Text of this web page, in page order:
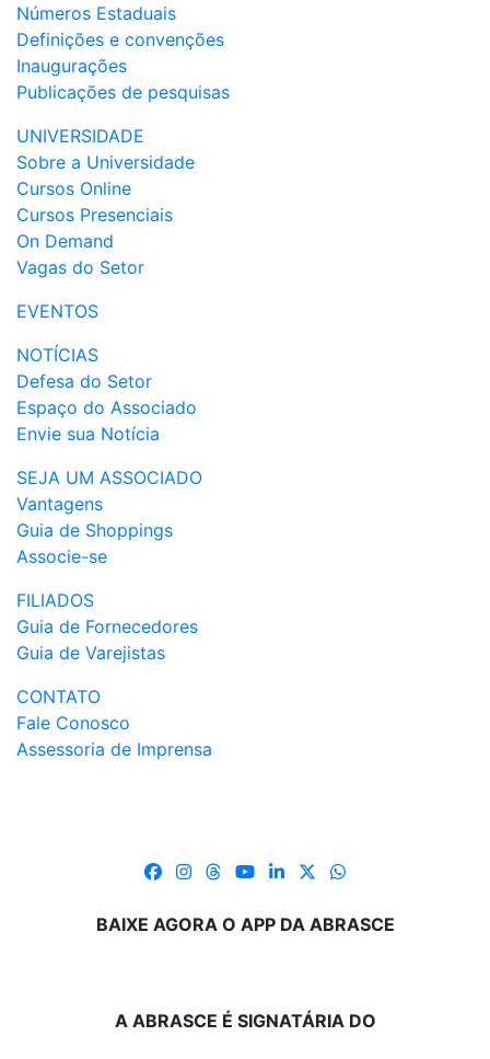
Números Estaduais
Definições e convenções
Inaugurações
Publicações de pesquisas
UNIVERSIDADE
Sobre a Universidade
Cursos Online
Cursos Presenciais
On Demand
Vagas do Setor
EVENTOS
NOTÍCIAS
Defesa do Setor
Espaço do Associado
Envie sua Notícia
SEJA UM ASSOCIADO
Vantagens
Guia de Shoppings
Associe-se
FILIADOS
Guia de Fornecedores
Guia de Varejistas
CONTATO
Fale Conosco
Assessoria de Imprensa
BAIXE AGORA O APP DA ABRASCE
A ABRASCE É SIGNATÁRIA DO